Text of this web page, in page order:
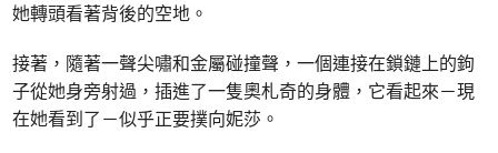
她轉頭看著背後的空地。
接著，隨著一聲尖嘯和金屬碰撞聲，一個連接在鎖鏈上的鉤
子從她身旁射過，插進了一隻奧札奇的身體，它看起來－現
在她看到了－似乎正要撲向妮莎。